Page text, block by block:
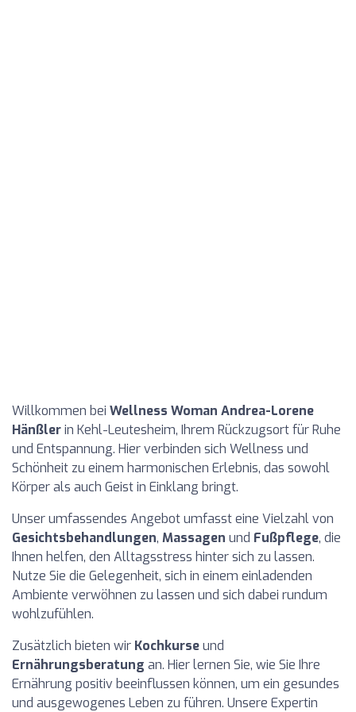
Willkommen bei Wellness Woman Andrea-Lorene
Hänßlerin Kehl-Leutesheim, Ihrem Rückzugsort für Ruhe
und Entspannung. Hier verbinden sich Wellness und
Schönheit zu einem harmonischen Erlebnis, das sowohl
Körper als auch Geist in Einklang bringt.
Unser umfassendes Angebot umfasst eine Vielzahl von
Gesichtsbehandlungen, Massagen und Fußpflege, die
Ihnen helfen, den Alltagsstress hinter sich zu lassen.
Nutze Sie die Gelegenheit, sich in einem einladenden
Ambiente verwöhnen zu lassen und sich dabei rundum
wohlzufühlen.
Zusätzlich bieten wir Kochkurseund
Ernährungsberatung an. Hier lernen Sie, wie Sie Ihre
Ernährung positiv beeinflussen können, um ein gesundes
und ausgewogenes Leben zu führen. Unsere Expertin